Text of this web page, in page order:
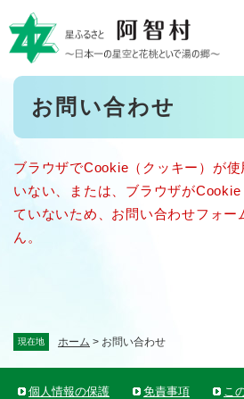
ー
ジ
現在地 ホーム > お問い合わせ
本
お問い合わせ
ブラウザでCookie（クッキー）が
いない、または、ブラウザが
ていないため、お問い合わせフォー
ん。
個人情報の保護 免責事項 こ